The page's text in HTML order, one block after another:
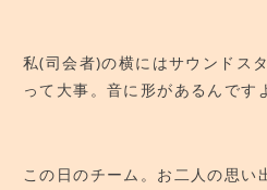
私(司会者)の横にはサウンドス
って大事。音に形があるんです
この日のチーム。お二人の思い